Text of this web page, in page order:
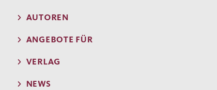
AUTOREN
ANGEBOTE FÜR
VERLAG
NEWS